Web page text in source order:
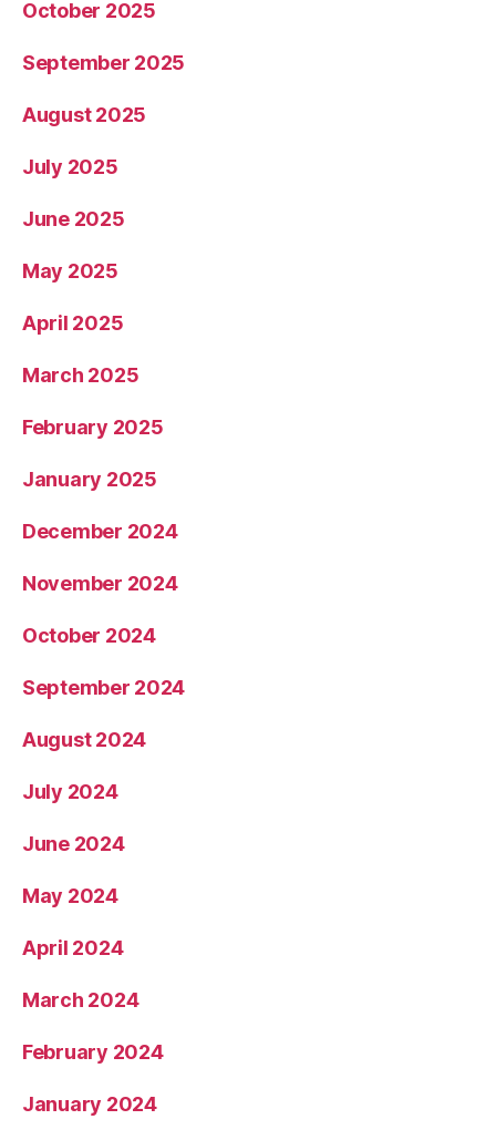
October 2025
September 2025
August 2025
July 2025
June 2025
May 2025
April 2025
March 2025
February 2025
January 2025
December 2024
November 2024
October 2024
September 2024
August 2024
July 2024
June 2024
May 2024
April 2024
March 2024
February 2024
January 2024